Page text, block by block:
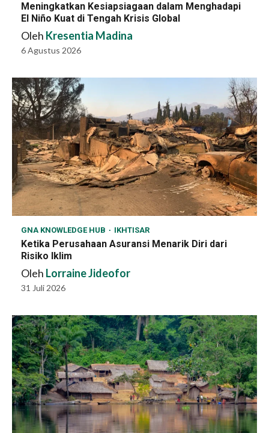
Meningkatkan Kesiapsiagaan dalam Menghadapi
El Niño Kuat di Tengah Krisis Global
Oleh Kresentia Madina
6 Agustus 2026
GNA KNOWLEDGE HUB IKHTISAR
Ketika Perusahaan Asuransi Menarik Diri dari
Risiko Iklim
Oleh Lorraine Jideofor
31 Juli 2026